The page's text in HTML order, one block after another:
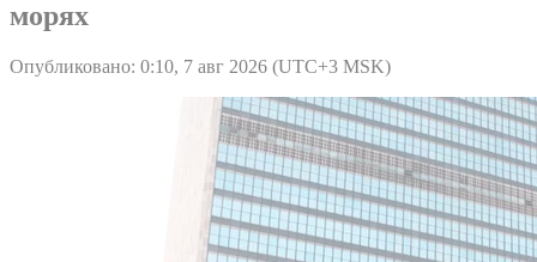
морях
Опубликовано: 0:10, 7 авг 2026 (UTC+3 MSK)